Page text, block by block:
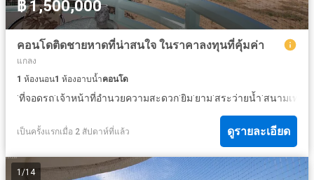
฿ 1,500,000
คอนโดติดชายหาดที่น่าสนใจ ในราคาลงทุนที่คุ้มค่า
แกลง
1 ห้องนอน1 ห้องอาบน้ำคอนโด
·ที่จอดรถ·เจ้าหน้าที่อำนวยความสะดวก·ยิม·ยาม·สระว่ายน้ำ·สนามเทน
เป็นครั้งแรกเมื่อ 2 สัปดาห์ที่แล้ว ดูรายละเอียด
1 /14